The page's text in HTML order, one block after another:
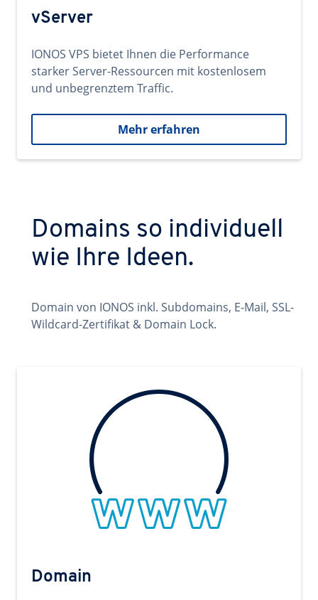
vServer
IONOS VPS bietet Ihnen die Performance
starker Server-Ressourcen mit kostenlosem
und unbegrenztem Traffic.
Mehr erfahren
Domains so individuell
wie Ihre Ideen.
Domain von IONOS inkl. Subdomains, E-Mail, SSL-
Wildcard-Zertifikat & Domain Lock.
Domain